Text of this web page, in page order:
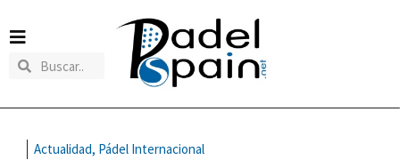
Actualidad, Pádel Internacional